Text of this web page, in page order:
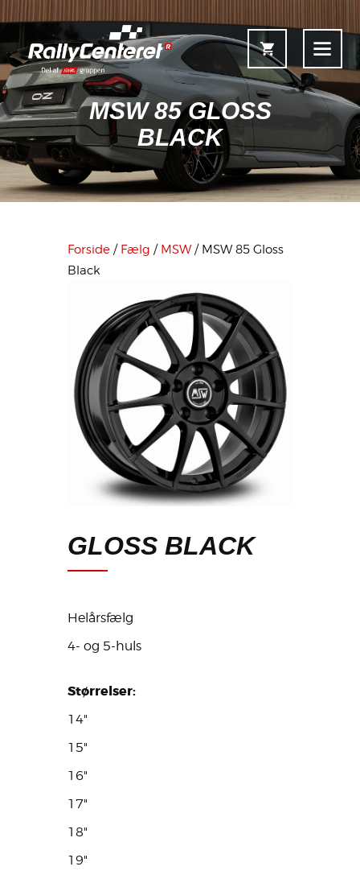
MSW 85 GLOSS
BLACK
Forside
Shop
Information & Service
Fælgkonfigurator
Forside / Fælg / MSW/ MSW 85 Gloss
Black
GLOSS BLACK
Helårsfælg
4- og 5-huls
Størrelser:
14"
15"
16"
17"
18"
19"